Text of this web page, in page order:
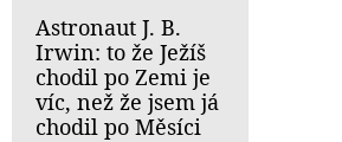
Astronaut J. B.
Irwin: to že Ježíš
chodil po Zemi je
víc, než že jsem já
chodil po Měsíci